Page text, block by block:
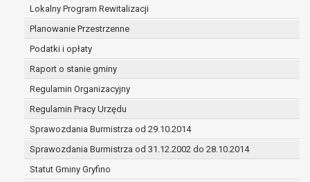
Lokalny Program Rewitalizacji
Planowanie Przestrzenne
Podatki i opłaty
Raport o stanie gminy
Regulamin Organizacyjny
Regulamin Pracy Urzędu
Sprawozdania Burmistrza od 29.10.2014
Sprawozdania Burmistrza od 31.12.2002 do 28.10.2014
Statut Gminy Gryfino
(merytorycznych), a także obowiązków i
zadań zleconych przez instytucje
nadrzędne wobec Gminy;
zawarcia i realizacji umów;
ochrony żywotnych interesów osoby, której
dane dotyczą, lub innej osoby fizycznej;
wykonania zadania realizowanego w
interesie publicznym lub w ramach
sprawowania władzy publicznej
powierzonej administratorowi;
w pozostałych przypadkach dane osobowe
przetwarzane są wyłącznie na podstawie